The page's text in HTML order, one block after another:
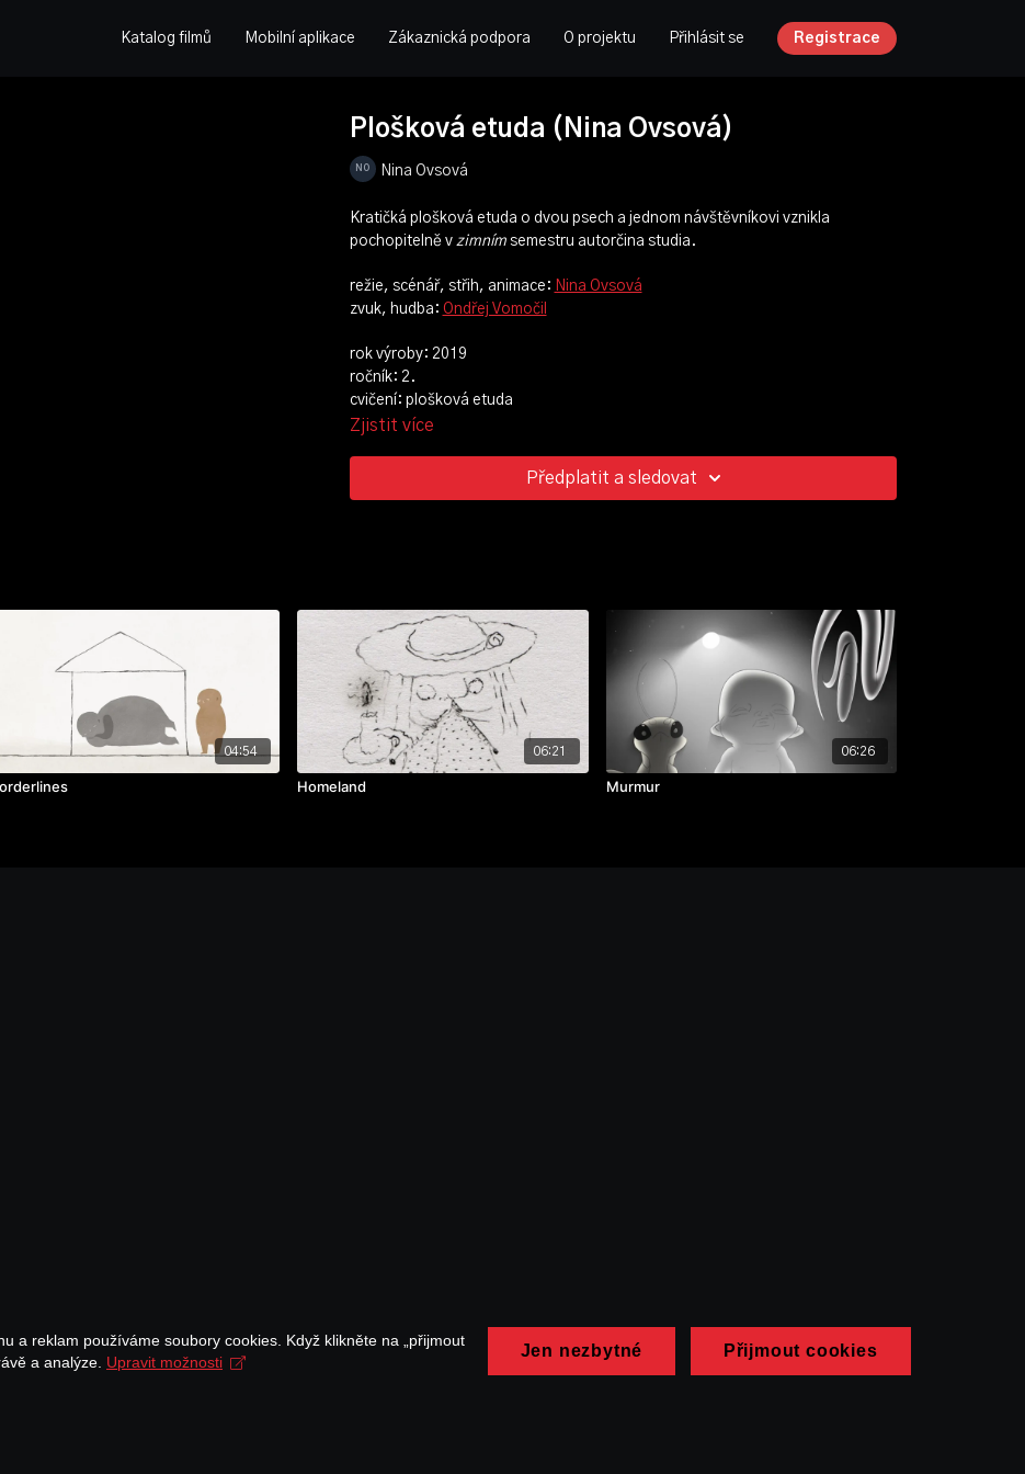
Katalog filmů Mobilní aplikace Zákaznická podpora O projektu Přihlásit se Registrace
Plošková etuda (Nina Ovsová)
Nina Ovsová
Kratičká plošková etuda o dvou psech a jednom návštěvníkovi vznikla
pochopitelně v zimním semestru autorčina studia.
režie, scénář, střih, animace: Nina Ovsová
zvuk, hudba: Ondřej Vomočil
rok výroby: 2019
ročník: 2.
cvičení: plošková etuda
Zjistit více
Předplatit a sledovat
04:54 06:21
Homeland
06:26
Murmur
a reklam používáme soubory cookies. Když klikněte na „přijmout
a analýze. Upravit možnosti
Jen nezbytné Přijmout cookies